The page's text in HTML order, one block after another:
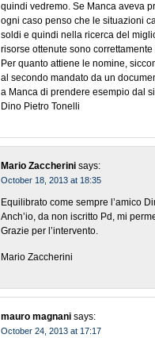
quindi vedremo. Se Manca aveva
ogni caso penso che le situazioni
soldi e quindi nella ricerca del
risorse ottenute sono
Per quanto attiene le nomine,
al secondo mandato da un
a Manca di prendere esempio dal
Dino Pietro Tonelli
Mario Zaccherini says:
October 18, 2013 at 18:35
Equilibrato come sempre l’amico
Anch’io, da non iscritto Pd, mi
Grazie per l’intervento.
Mario Zaccherini
mauro magnani says:
October 24, 2013 at 17:17